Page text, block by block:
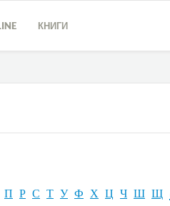
КНИГИ
П Р С Т У Ф Х Ц Ч Ш Щ